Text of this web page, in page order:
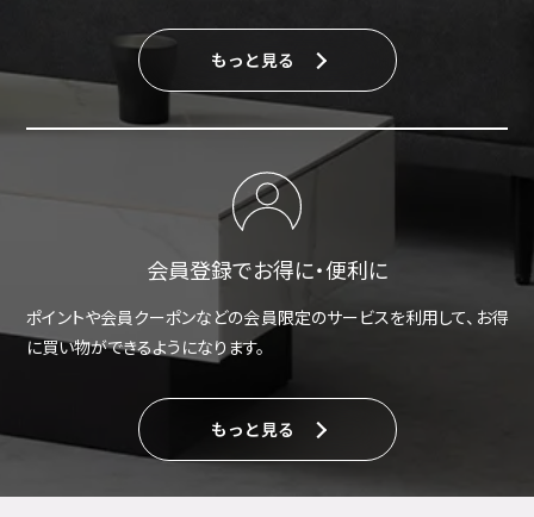
もっと見る
会員登録でお得に・便利に
ポイントや会員クーポンなどの会員限定のサービスを利用して、お得
に買い物ができるようになります。
もっと見る